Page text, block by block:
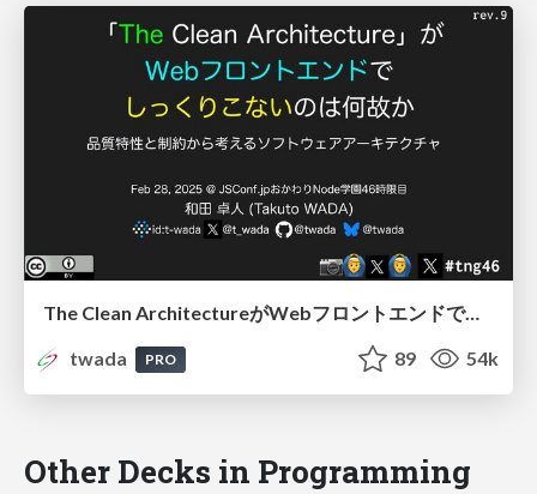
The Clean ArchitectureがWebフロントエンドでしっくりこないのは何故か / Why The Clean Architecture does not fit with Web Frontend
twada
PRO 89 54k
Other Decks in Programming